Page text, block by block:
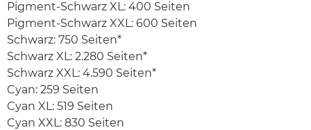
Pigment-Schwarz XL: 400 Seiten
Pigment-Schwarz XXL: 600 Seiten
Schwarz: 750 Seiten*
Schwarz XL: 2.280 Seiten*
Schwarz XXL: 4.590 Seiten*
Cyan: 259 Seiten
Cyan XL: 519 Seiten
Cyan XXL: 830 Seiten